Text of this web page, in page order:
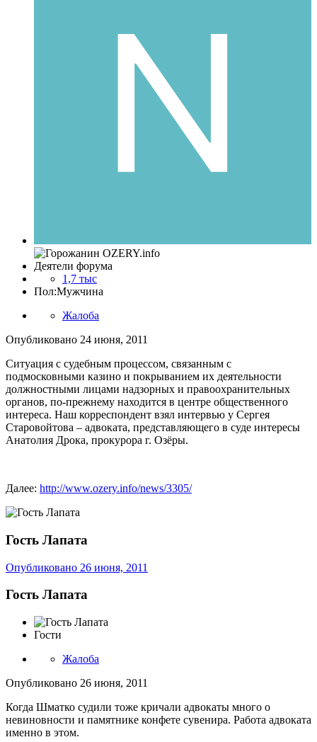
Деятели форума
1,7 тыс
Пол:Мужчина
Жалоба
Опубликовано 24 июня, 2011
Ситуация с судебным процессом, связанным с
подмосковными казино и покрыванием их деятельности
должностными лицами надзорных и правоохранительных
органов, по-прежнему находится в центре общественного
интереса. Наш корреспондент взял интервью у Сергея
Старовойтова – адвоката, представляющего в суде интересы
Анатолия Дрока, прокурора г. Озёры.
Далее: http://www.ozery.info/news/3305/
Гость Лапата
Опубликовано 26 июня, 2011
Гость Лапата
Гости
Жалоба
Опубликовано 26 июня, 2011
Когда Шматко судили тоже кричали адвокаты много о
невиновности и памятнике конфете сувенира. Работа адвоката
именно в этом.